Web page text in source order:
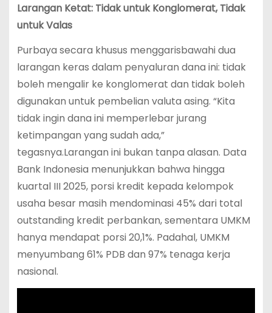
Larangan Ketat: Tidak untuk Konglomerat, Tidak
untuk Valas
Purbaya secara khusus menggarisbawahi dua
larangan keras dalam penyaluran dana ini: tidak
boleh mengalir ke konglomerat dan tidak boleh
digunakan untuk pembelian valuta asing. “Kita
tidak ingin dana ini memperlebar jurang
ketimpangan yang sudah ada,”
tegasnya.Larangan ini bukan tanpa alasan. Data
Bank Indonesia menunjukkan bahwa hingga
kuartal III 2025, porsi kredit kepada kelompok
usaha besar masih mendominasi 45% dari total
outstanding kredit perbankan, sementara UMKM
hanya mendapat porsi 20,1%. Padahal, UMKM
menyumbang 61% PDB dan 97% tenaga kerja
nasional.